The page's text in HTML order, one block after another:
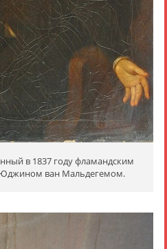
в 1837 году фламандским
ван Мальдегемом.